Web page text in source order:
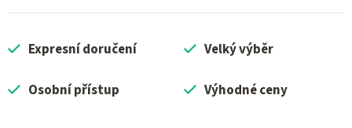
Expresní doručení Velký výběr
Osobní přístup Výhodné ceny